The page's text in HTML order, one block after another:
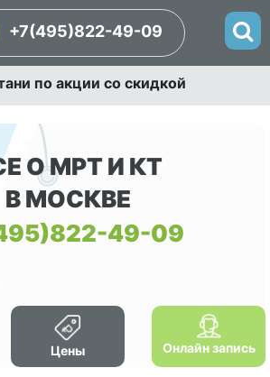
+7(495)822-49-09
по акции со скидкой
О МРТ И КТ
В МОСКВЕ
49-09
Цены Онлайн запись